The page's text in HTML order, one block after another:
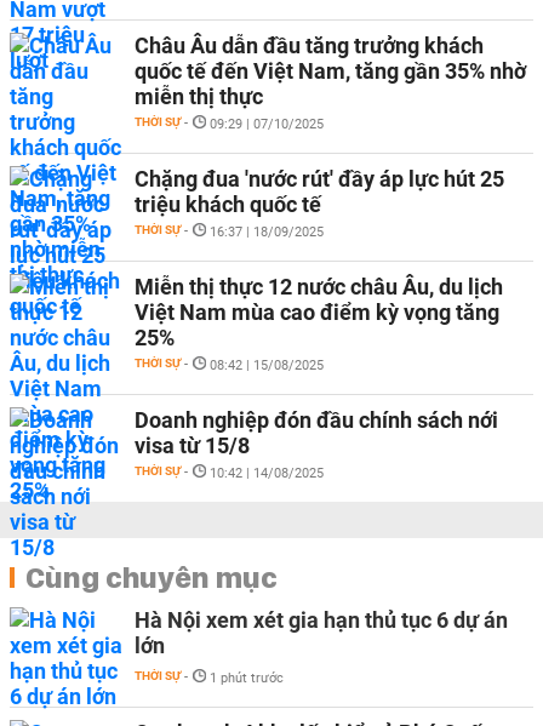
Châu Âu dẫn đầu tăng trưởng khách
quốc tế đến Việt Nam, tăng gần 35% nhờ
miễn thị thực
THỜI SỰ - 09:29 | 07/10/2025
Chặng đua 'nước rút' đầy áp lực hút 25
triệu khách quốc tế
THỜI SỰ - 16:37 | 18/09/2025
Miễn thị thực 12 nước châu Âu, du lịch
Việt Nam mùa cao điểm kỳ vọng tăng
25%
THỜI SỰ - 08:42 | 15/08/2025
Doanh nghiệp đón đầu chính sách nới
visa từ 15/8
THỜI SỰ - 10:42 | 14/08/2025
Cùng chuyên mục
Hà Nội xem xét gia hạn thủ tục 6 dự án
lớn
THỜI SỰ - 1 phút trước